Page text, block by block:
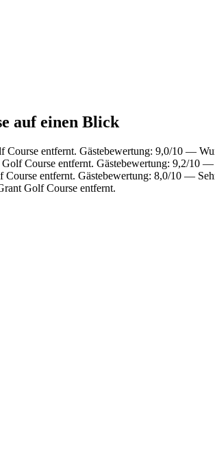
auf einen Blick
entfernt. Gästebewertung: 9,0/10 —
Course entfernt. Gästebewertung: 9,2/10 —
entfernt. Gästebewertung: 8,0/10 —
Golf Course entfernt.